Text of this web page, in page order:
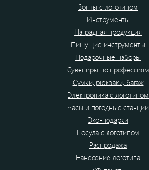
Зонты с логотипом
Инструменты
Наградная продукция
Пишущие инструменты
Подарочные наборы
Сувениры по профессиям
Сумки, рюкзаки, багаж
Электроника с логотипом
Часы и погодные станции
Эко-подарки
Посуда с логотипом
Распродажа
Нанесение логотипа